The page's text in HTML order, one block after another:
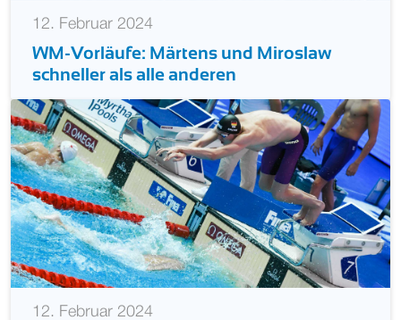
12. Februar 2024
WM-Vorläufe: Märtens und Miroslaw
schneller als alle anderen
12. Februar 2024